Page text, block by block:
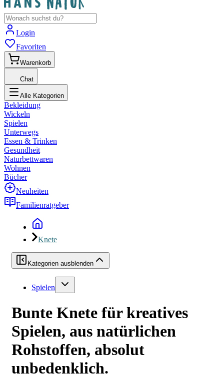
Login
Favoriten
Warenkorb
Chat
Alle Kategorien
Bekleidung
Wickeln
Spielen
Unterwegs
Essen & Trinken
Gesundheit
Naturbettwaren
Wohnen
Bücher
Neuheiten
Familienratgeber
Knete
Kategorien ausblenden
Spielen
Bunte Knete für kreatives
Spielen, aus natürlichen
Rohstoffen, absolut
unbedenklich.